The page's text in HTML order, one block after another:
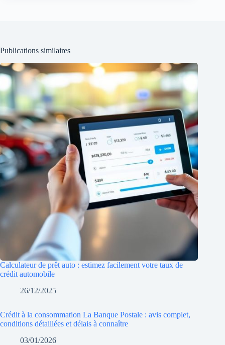
Publications similaires
Calculateur de prêt auto : estimez facilement votre taux de
crédit automobile
26/12/2025
Crédit à la consommation La Banque Postale : avis complet,
conditions détaillées et délais à connaître
03/01/2026